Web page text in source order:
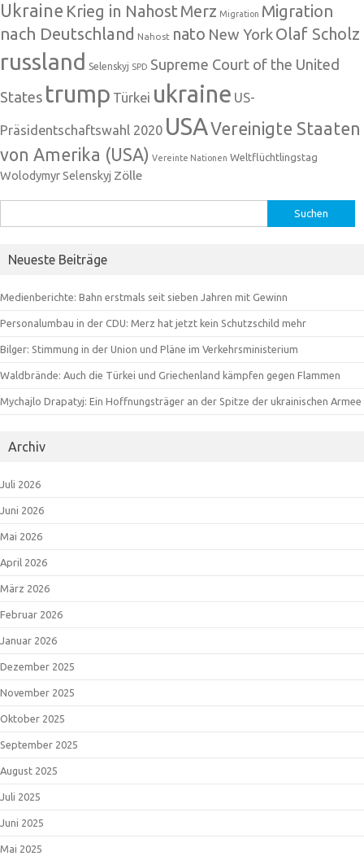
Ukraine Krieg in NahostMerz Migration Migration
nach Deutschland Nahost nato New YorkOlaf Scholz
russland Selenskyj SPD Supreme Court of the United
States trump Türkei ukraine US-
Präsidentschaftswahl 2020 USAVereinigte Staaten
von Amerika (USA) Vereinte Nationen Weltflüchtlingstag
Wolodymyr Selenskyj Zölle
nach:
Neueste Beiträge
Medienberichte: Bahn erstmals seit sieben Jahren mit Gewinn
Personalumbau in der CDU: Merz hat jetzt kein Schutzschild mehr
Bilger: Stimmung in der Union und Pläne im Verkehrsministerium
Waldbrände: Auch die Türkei und Griechenland kämpfen gegen Flammen
Mychajlo Drapatyj: Ein Hoffnungsträger an der Spitze der ukrainischen Armee
Archiv
Juli 2026
Juni 2026
Mai 2026
April 2026
März 2026
Februar 2026
Januar 2026
Dezember 2025
November 2025
Oktober 2025
September 2025
August 2025
Juli 2025
Juni 2025
Mai 2025